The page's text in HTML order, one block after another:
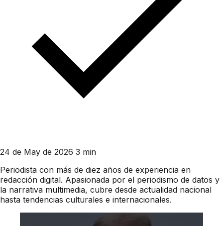
24 de May de 2026 3 min
Periodista con más de diez años de experiencia en
redacción digital. Apasionada por el periodismo de datos y
la narrativa multimedia, cubre desde actualidad nacional
hasta tendencias culturales e internacionales.